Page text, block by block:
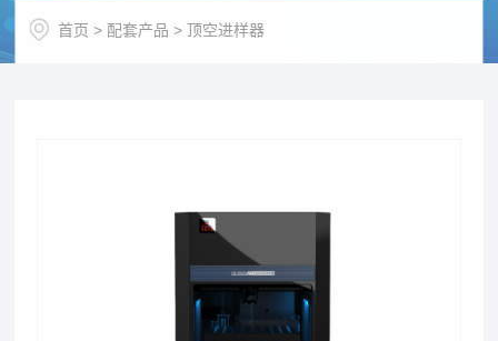
首页 > 配套产品 >顶空进样器